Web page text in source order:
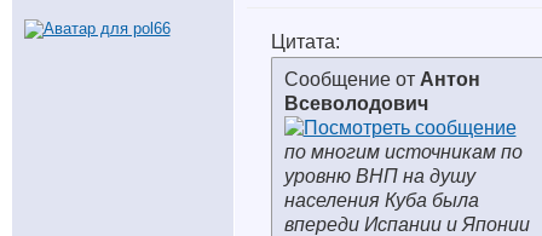
Цитата:
Сообщение от Антон
Всеволодович
по многим источникам по
уровню ВНП на душу
населения Куба была
впереди Испании и Японии